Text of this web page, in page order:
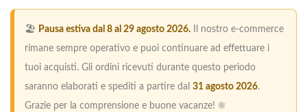
🏖️ Pausa estiva dal 8 al 29 agosto 2026. Il nostro e-commerce
rimane sempre operativo e puoi continuare ad effettuare i
tuoi acquisti. Gli ordini ricevuti durante questo periodo
saranno elaborati e spediti a partire dal 31 agosto 2026.
Grazie per la comprensione e buone vacanze! ☀️